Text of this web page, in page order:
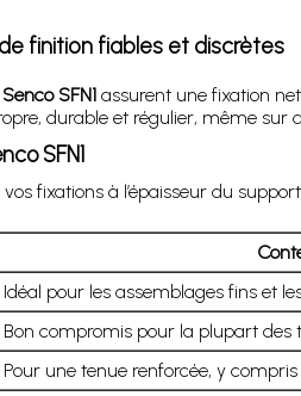
finition fiables et discrètes
SFN1assurent une fixation
durable et régulier, même sur
SFN1
fixations à l’épaisseur du
Idéal pour les assemblages fins et
Bon compromis pour la plupart des
Pour une tenue renforcée, y